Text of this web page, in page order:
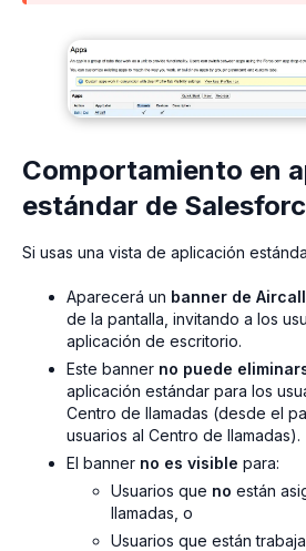
Comportamiento en
estándar de
Si usas una vista de aplicación
Aparecerá un banner de Aircall
de la pantalla, invitando a los
aplicación de escritorio.
Este banner no puede
aplicación estándar para los
Centro de llamadas (desde el
usuarios al Centro de llamadas).
El banner no es visible para:
Usuarios que no están
llamadas, o
Usuarios que están